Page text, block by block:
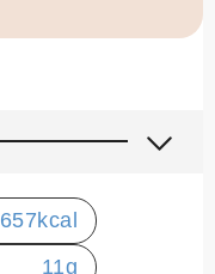
657kcal
11g